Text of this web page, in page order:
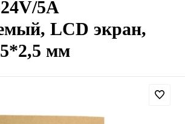
5A
LCD экран,
мм